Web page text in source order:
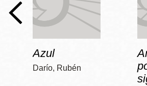
Azul
Darío, Rubén